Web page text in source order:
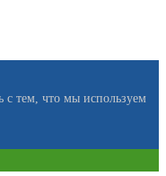
с тем, что мы используем